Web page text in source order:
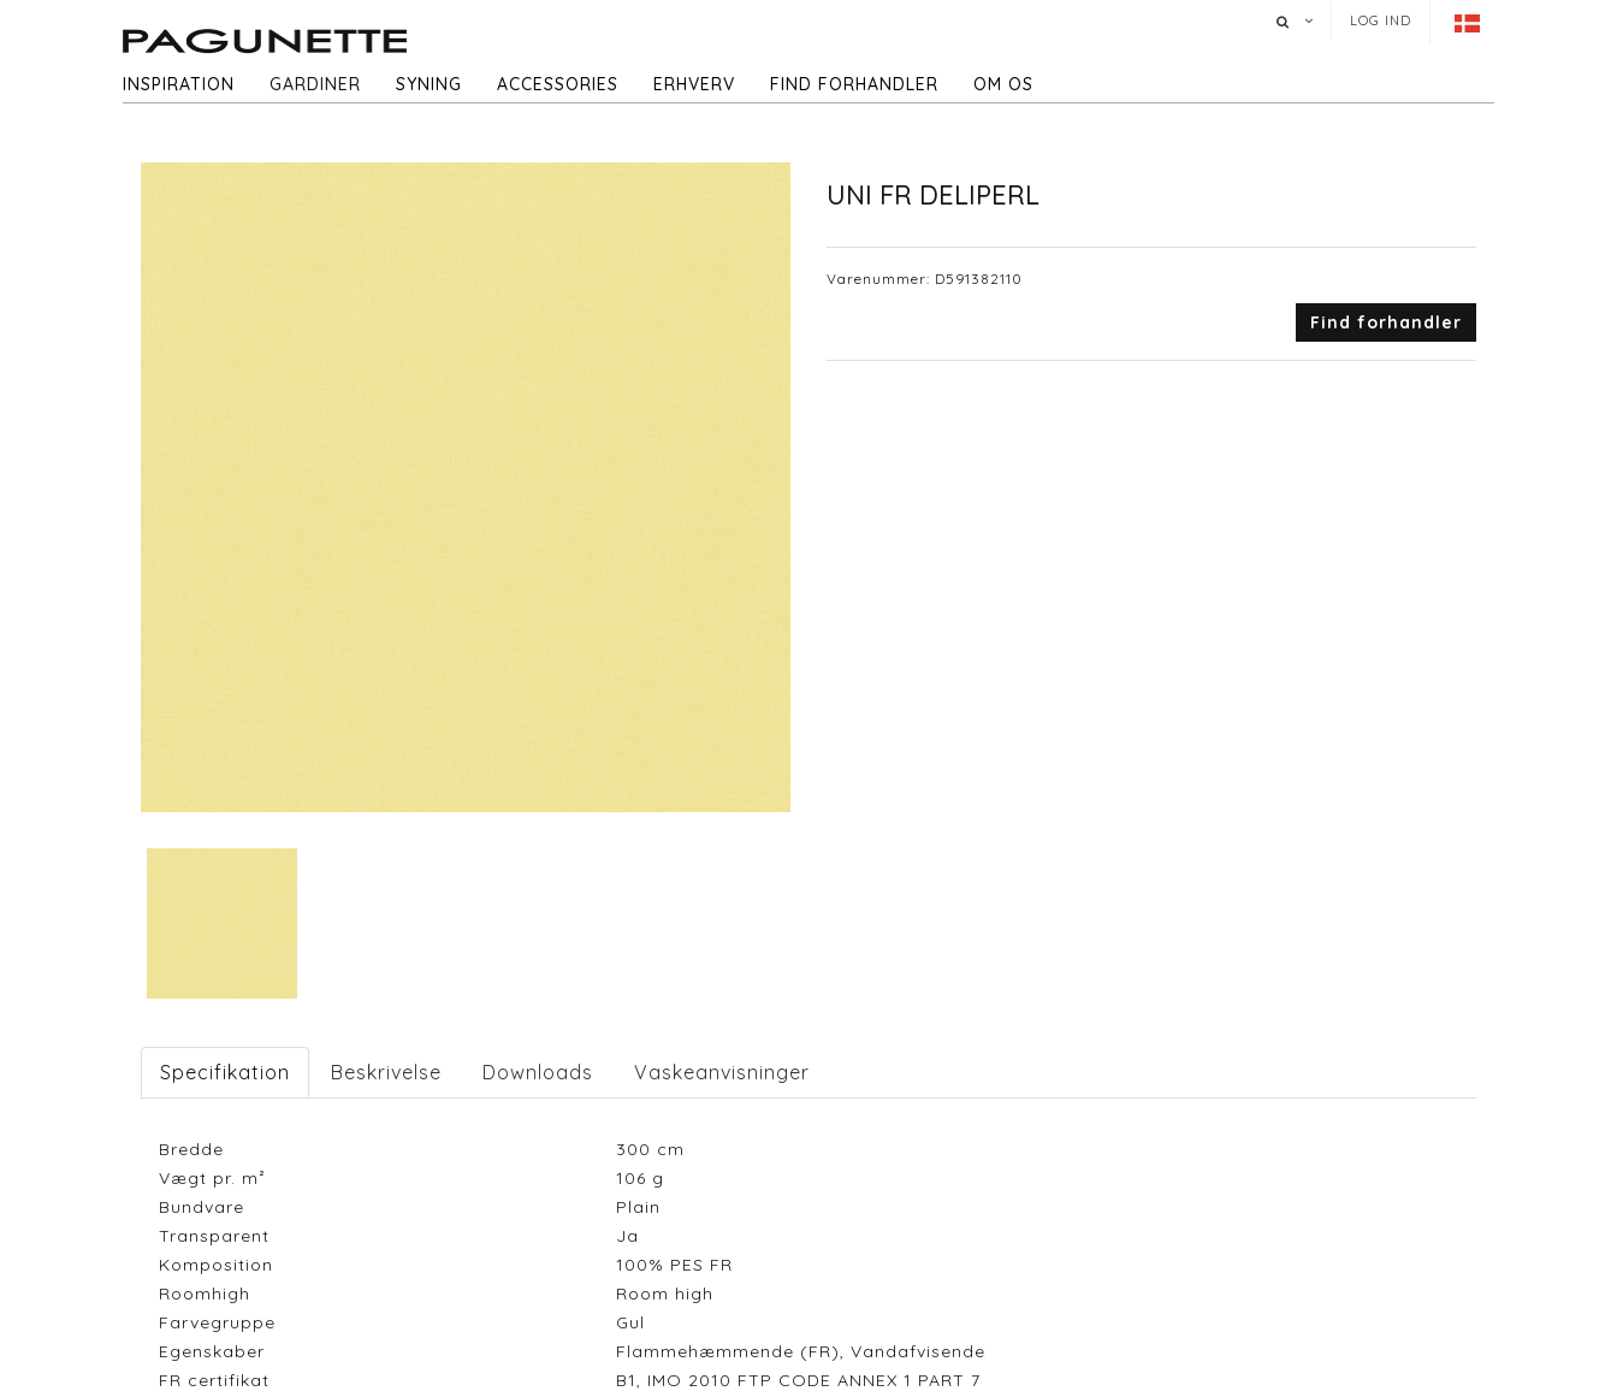
LOG IND
INSPIRATION GARDINER SYNING ACCESSORIES ERHVERV FIND FORHANDLER OM OS
UNI FR DELIPERL
Varenummer: D591382110
Find forhandler
Specifikation Beskrivelse Downloads Vaskeanvisninger
Bredde 300 cm
Vægt pr. m²
106 g
Bundvare
Plain
Transparent
Ja
Komposition
100% PES FR
Roomhigh
Room high
Farvegruppe
Gul
Egenskaber
Flammehæmmende (FR), Vandafvisende
FR certifikat
B1, IMO 2010 FTP CODE ANNEX 1 PART 7